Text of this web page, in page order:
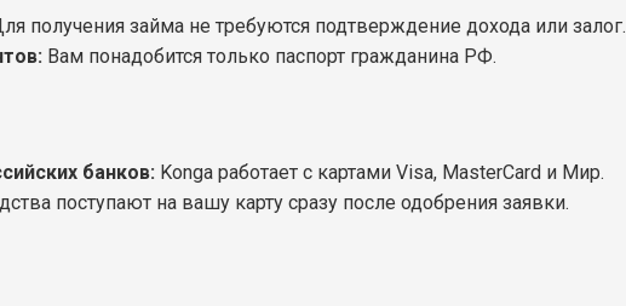
получения займа не требуются подтверждение дохода или залог.
Вам понадобится только паспорт гражданина РФ.
банков: Konga работает с картами Visa, MasterCard и Мир.
поступают на вашу карту сразу после одобрения заявки.